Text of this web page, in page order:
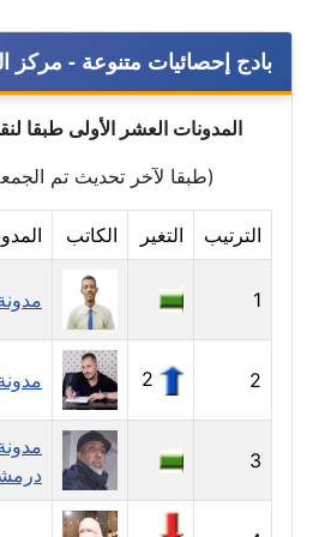
مدونة أميرة اسماعيل
عاملة
عاملة
مدونة أميرة محمود
مدونة انجي مطاوع
عاملة
مدونة آيات القاضي
عاملة
مدونة ايمان الدواخلي
بادج إحصائيات متنوعة - مركز
المدونات العشر الأولى طبقا
(طبقا لآخر تحديث تم
الترتيب التغير الكاتب
1
2
2
3